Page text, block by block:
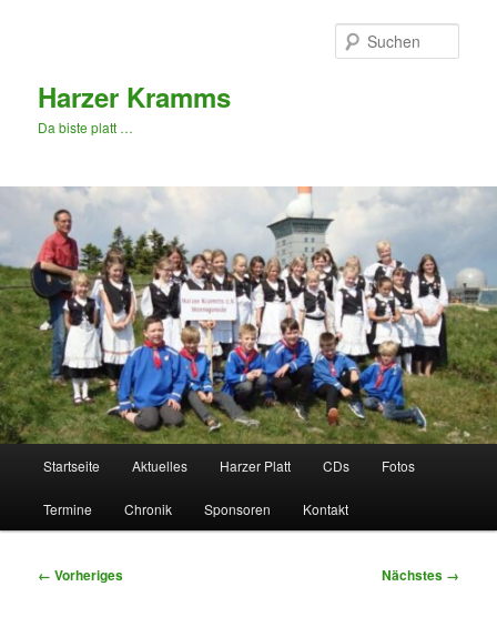
Harzer Kramms
Da biste platt …
Startseite Aktuelles Harzer Platt CDs Fotos
Termine Chronik Sponsoren Kontakt
Bilder-
← Vorheriges Nächstes →